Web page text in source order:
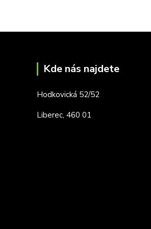
Kde nás najdete
Hodkovická 52/52
Liberec, 460 01